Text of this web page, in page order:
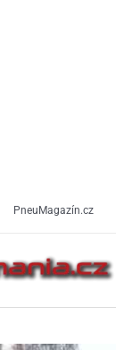
PneuMagazín.cz